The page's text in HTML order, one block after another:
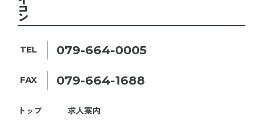
TEL 079-664-0005
FAX 079-664-1688
トップ
求人案内